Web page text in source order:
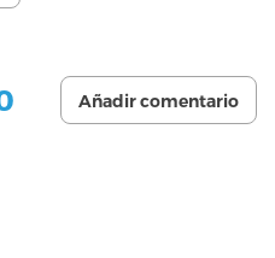
Añadir comentario